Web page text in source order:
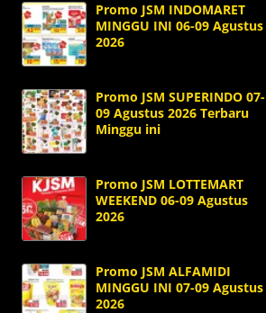
Promo JSM INDOMARET
MINGGU INI 06-09 Agustus
2026
Promo JSM SUPERINDO 07-
09 Agustus 2026 Terbaru
Minggu ini
Promo JSM LOTTEMART
WEEKEND 06-09 Agustus
2026
Promo JSM ALFAMIDI
MINGGU INI 07-09 Agustus
2026